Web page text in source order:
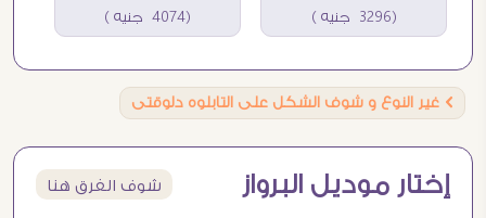
(3296 جنيه ) (4074 جنيه )
Ö غير النوع و شوف الشكل على التابلوه دلوقتى
إختار موديل البرواز شوف الفرق هنا